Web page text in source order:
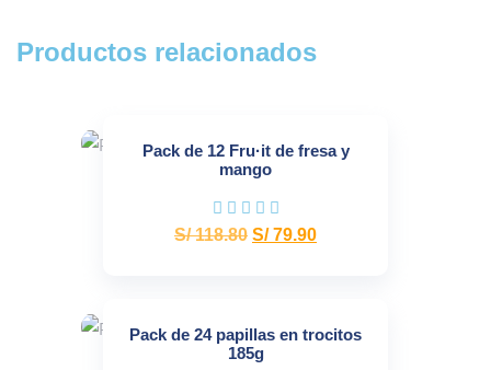
Productos relacionados
Pack de 12 Fru·it de fresa y
mango
S/118.80 S/79.90
Pack de 24 papillas en trocitos
185g